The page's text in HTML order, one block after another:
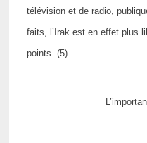
télévision et de radio,
faits, l’Irak est en effet plus
points. (5)